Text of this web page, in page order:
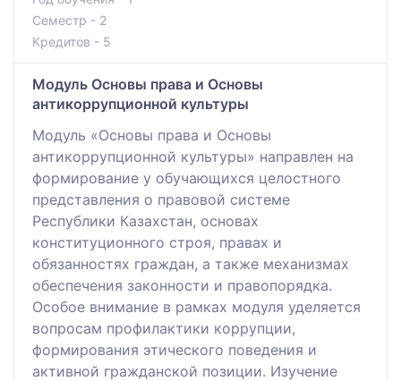
Семестр - 2
Кредитов - 5
Модуль Основы права и Основы
антикоррупционной культуры
Модуль «Основы права и Основы
антикоррупционной культуры» направлен на
формирование у обучающихся целостного
представления о правовой системе
Республики Казахстан, основах
конституционного строя, правах и
обязанностях граждан, а также механизмах
обеспечения законности и правопорядка.
Особое внимание в рамках модуля уделяется
вопросам профилактики коррупции,
формирования этического поведения и
активной гражданской позиции. Изучение